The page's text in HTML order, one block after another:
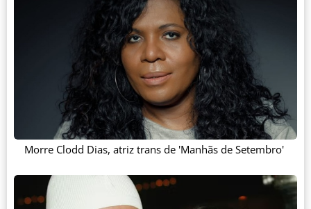
Morre Clodd Dias, atriz trans de 'Manhãs de Setembro'